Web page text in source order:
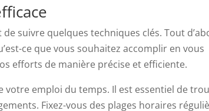
suivre quelques techniques clés. Tout
ce que vous souhaitez accomplir en vous
efforts de manière précise et efficiente.
emploi du temps. Il est essentiel de
Fixez-vous des plages horaires